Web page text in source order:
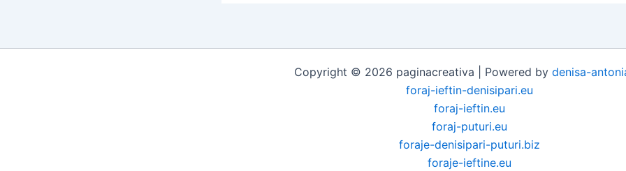
Copyright © 2026 paginacreativa | Powered by denisa-
foraj-ieftin-denisipari.eu
foraj-ieftin.eu
foraj-puturi.eu
foraje-denisipari-puturi.biz
foraje-ieftine.eu